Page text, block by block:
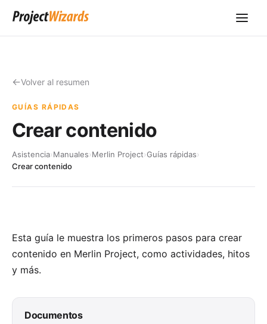
Volver al resumen
GUÍAS RÁPIDAS
Crear contenido
Asistencia›Manuales›Merlin Project›Guías rápidas›
Crear contenido
Esta guía le muestra los primeros pasos para crear
contenido en Merlin Project, como actividades, hitos
y más.
Documentos